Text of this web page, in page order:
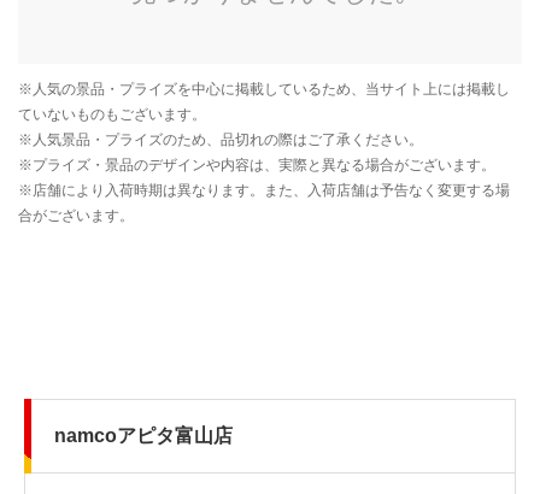
namcoアピタ富山店